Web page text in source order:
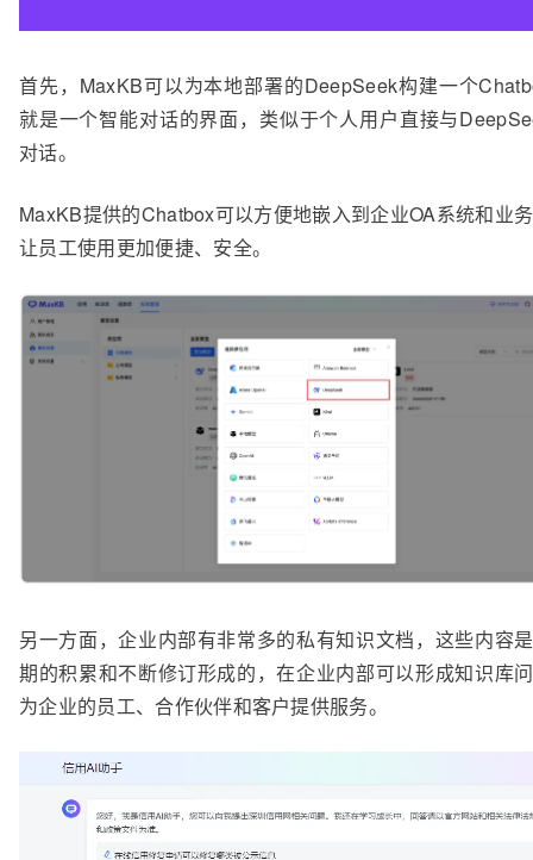
首先，MaxKB可以为本地部署的DeepSeek构建一个
就是一个智能对话的界面，类似于个人用户直接与
对话。
MaxKB提供的Chatbox可以方便地嵌入到企业OA系统和业
让员工使用更加便捷、安全。
另一方面，企业内部有非常多的私有知识文档，这些内容
期的积累和不断修订形成的，在企业内部可以形成知识库
为企业的员工、合作伙伴和客户提供服务。